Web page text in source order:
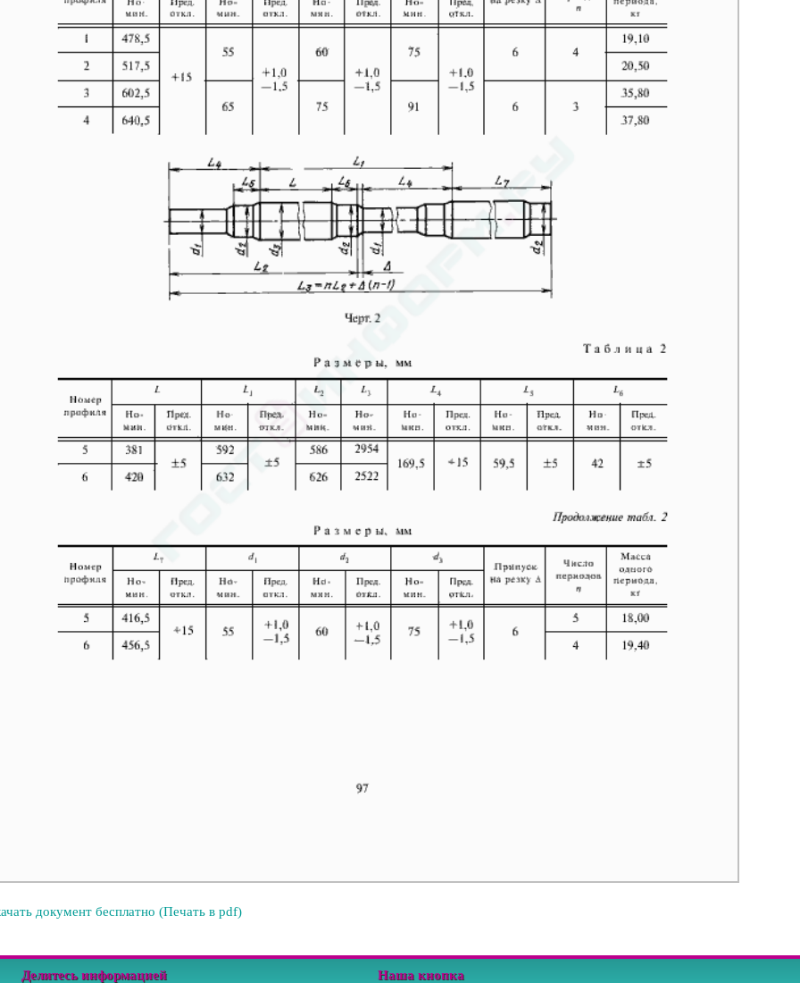
документ бесплатно (Печать в pdf)
Делитесь информацией Наша кнопка